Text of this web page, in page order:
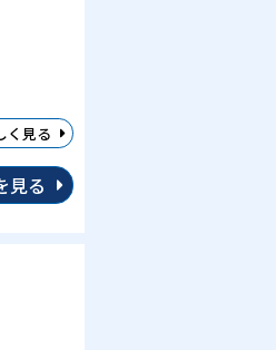
く見る
見る